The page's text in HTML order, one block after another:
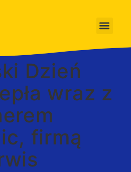
Dzień
wraz z
firmą